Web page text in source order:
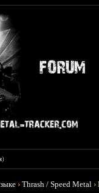
)
›Thrash / Speed Metal ›